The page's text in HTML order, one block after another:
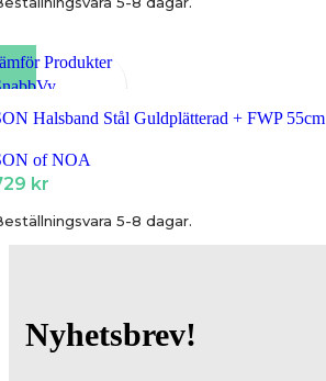
Produkter
till i Favoriter
Halsband Stål Guldplätterad + FWP 55cm
of NOA
kr
5-8 dagar.
Nyhetsbrev!